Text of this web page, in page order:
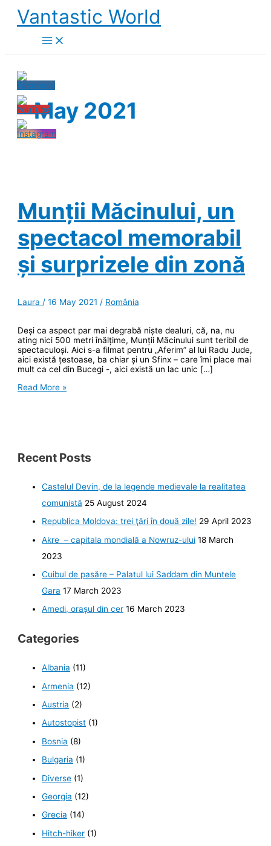
Skip
content
Vantastic World
May 2021
Munții Măcinului, un
spectacol memorabil
și surprizele din zonă
Laura /16 May 2021 / România
Deși ca aspect par mai degrabă niște dealuri, că, na, nu
ating nici 500 metri înălțime, Munții Măcinului sunt teribil de
spectaculoși. Aici s-a filmat pentru „Aferim” al lui Radu Jude,
aici există țestoase, ba chiar și un Sfinx – care îmi place mai
mult ca cel din Bucegi -, aici există un lac unic […]
Munții
din
zonă
Read More »
Recent Posts
Castelul Devin, de la legende medievale la realitatea
comunistă 25 August 2024
Republica Moldova: trei ţări în două zile! 29 April 2023
Akre – capitala mondială a Nowruz-ului 18 March
2023
Cuibul de pasăre – Palatul lui Saddam din Muntele
Gara 17 March 2023
Amedi, orașul din cer 16 March 2023
Categories
Albania (11)
Armenia (12)
Austria (2)
Autostopist (1)
Bosnia (8)
Bulgaria (1)
Diverse (1)
Georgia (12)
Grecia (14)
Hitch-hiker (1)